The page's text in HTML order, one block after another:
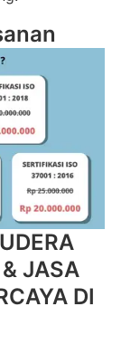
JASA
DI